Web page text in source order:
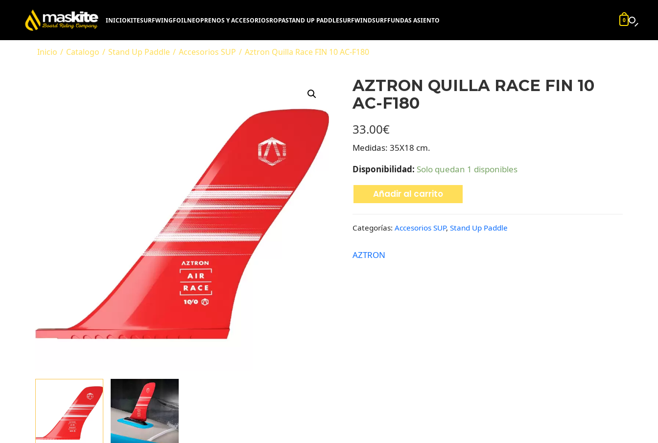
INICIOKITESURFWINGFOILNEOPRENOS Y ACCESORIOSROPASTAND UP PADDLESURFWINDSURFFUNDAS ASIENTO 0
Inicio / Catalogo / Stand Up Paddle / Accesorios SUP / Aztron Quilla Race FIN 10 AC-F180
AZTRON QUILLA RACE FIN 10
AC-F180
33.00€
Medidas: 35X18 cm.
Disponibilidad: Solo quedan 1 disponibles
Añadir al carrito
Categorías: Accesorios SUP, Stand Up Paddle
AZTRON